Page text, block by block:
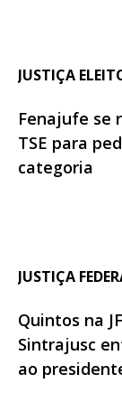
JUSTIÇA
Fenajufe se
TSE para
categoria
JUSTIÇA
Quintos na
Sintrajusc
ao